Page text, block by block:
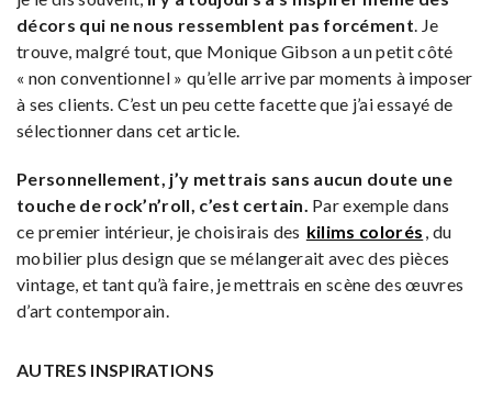
décors qui ne nous ressemblent pas forcément. Je
trouve, malgré tout, que Monique Gibson a un petit côté
« non conventionnel » qu’elle arrive par moments à imposer
à ses clients. C’est un peu cette facette que j’ai essayé de
sélectionner dans cet article.
Personnellement, j’y mettrais sans aucun doute une
touche de rock’n’roll, c’est certain. Par exemple dans
ce premier intérieur, je choisirais des kilims colorés , du
mobilier plus design que se mélangerait avec des pièces
vintage, et tant qu’à faire, je mettrais en scène des œuvres
d’art contemporain.
AUTRES INSPIRATIONS